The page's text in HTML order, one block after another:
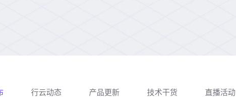
行云动态 产品更新 技术干货 直播活动